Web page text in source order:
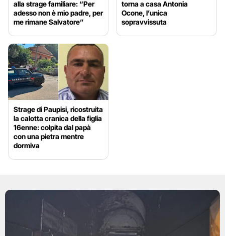
alla strage familiare: “Per
adesso non è mio padre, per
me rimane Salvatore”
torna a casa Antonia
Ocone, l’unica
sopravvissuta
Strage di Paupisi, ricostruita
la calotta cranica della figlia
16enne: colpita dal papà
con una pietra mentre
dormiva